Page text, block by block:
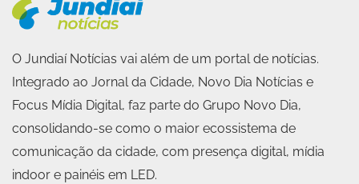
O Jundiaí Notícias vai além de um portal de notícias.
Integrado ao Jornal da Cidade, Novo Dia Notícias e
Focus Mídia Digital, faz parte do Grupo Novo Dia,
consolidando-se como o maior ecossistema de
comunicação da cidade, com presença digital, mídia
indoor e painéis em LED.